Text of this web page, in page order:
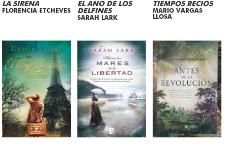
LA SIRENA
FLORENCIA ETCHEVES
EL AÑO DE LOS
DELFINES
SARAH LARK
TIEMPOS RECIOS
MARIO VARGAS
LLOSA